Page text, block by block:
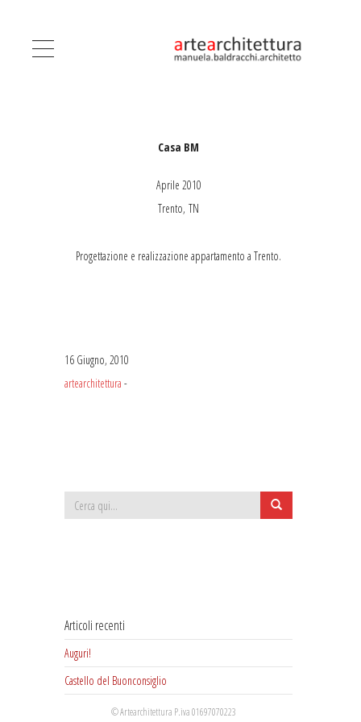
Casa BM
Aprile 2010
Trento, TN
Progettazione e realizzazione appartamento a Trento.
16 Giugno, 2010
artearchitettura -
Articoli recenti
Auguri!
Castello del Buonconsiglio
Mostra ad Aicurzio (MB)
© Artearchitettura P.iva 01697070223